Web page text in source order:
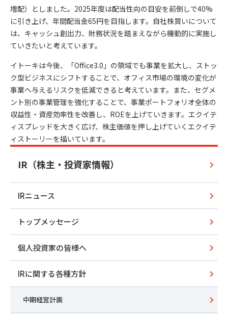
増配）としました。2025年度は配当性向の目安を前倒しで40%
に引き上げ、年間配当金65円を目指します。自社株買いについて
は、キャッシュ創出力、財務状況を踏まえながら機動的に実施し
ていきたいと考えています。
イトーキは今後、「Office3.0」の領域でも事業を拡大し、ストッ
ク型ビジネスにシフトすることで、オフィス市場の環境の変化が
事業へ与えるリスクを低減できると考えています。また、セグメ
ント別の事業管理を強化することで、事業ポートフォリオ全体の
収益性・資産効率性を改善し、ROEを上げていきます。エクイテ
ィスプレッドを大きく広げ、株主価値を押し上げていくエクイテ
ィストーリーを描いています。
IR（株主・投資家情報）
IRニュース
トップメッセージ
個人投資家の皆様へ
IRに関する各種方針
中期経営計画